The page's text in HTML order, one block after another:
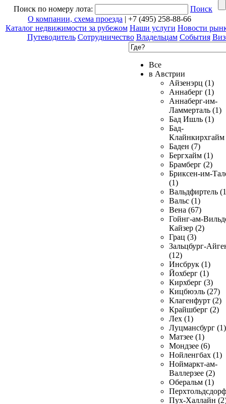
Поиск по номеру лота:
Поиск
О компании, схема проезда | +7 (495) 258-88-66
Каталог недвижимости за рубежом Наши услуги Новости
Путеводитель Сотрудничество Владельцам События
Все
в Австрии
Айзенэрц (1)
Аннаберг (1)
Аннаберг-им-
Ламмерталь (1)
Бад Ишль (1)
Бад-
Клайнкирхгайм
Баден (7)
Бергхайм (1)
Брамберг (2)
Бриксен-им-
(1)
Вальдфиртель
Вальс (1)
Вена (67)
Гойнг-ам-
Кайзер (2)
Грац (3)
Зальцбург-
(12)
Инсбрук (1)
Йохберг (1)
Кирхберг (3)
Кицбюэль (27)
Клагенфурт (2)
Крайшберг (2)
Лех (1)
Луцмансбург (1)
Матзее (1)
Мондзее (6)
Нойленгбах (1)
Ноймаркт-ам-
Валлерзее (2)
Оберальм (1)
Пух-Халлайн